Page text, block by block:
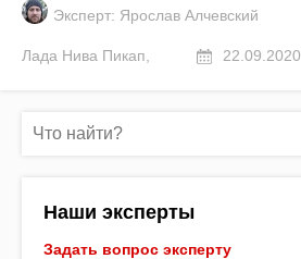
Эксперт: Ярослав Алчевский
Лада Нива Пикап 22.09.2020
Наши эксперты
Задать вопрос эксперту